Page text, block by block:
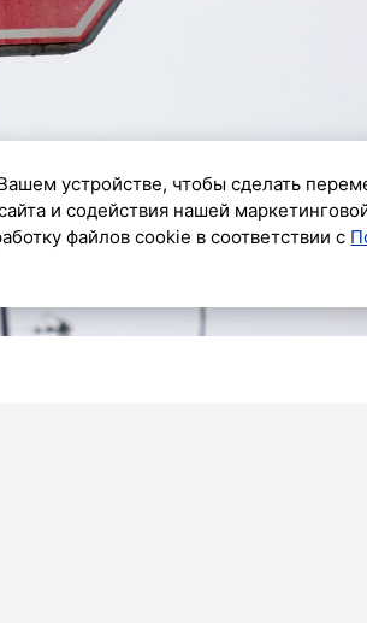
устройстве, чтобы сделать
и содействия нашей
файлов cookie в соответствии с